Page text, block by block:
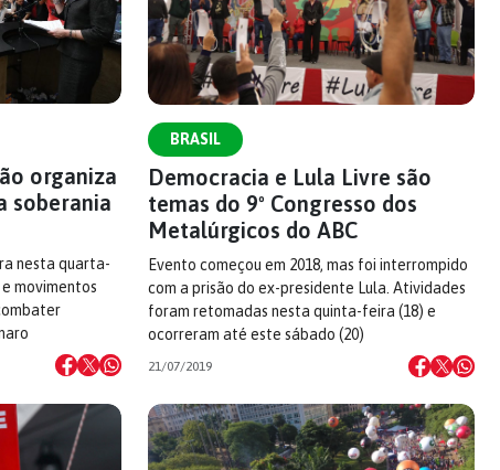
organiza
soberania
nesta quarta-
movimentos
BRASIL
Democracia e Lula Livre são
temas do 9º Congresso dos
Metalúrgicos do ABC
Evento começou em 2018, mas foi interrompido
com a prisão do ex-presidente Lula. Atividades
foram retomadas nesta quinta-feira (18) e
ocorreram até este sábado (20)
21/07/2019